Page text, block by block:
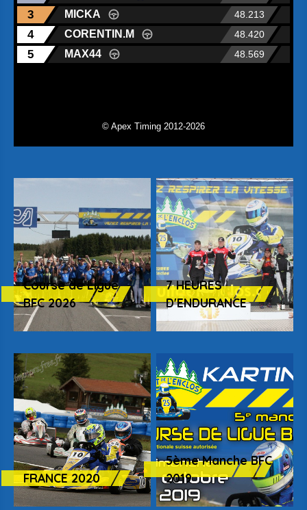
Course de Ligue
BFC 2026
7 HEURES
D'ENDURANCE
FRANCE 2020
5ème Manche BFC
2019